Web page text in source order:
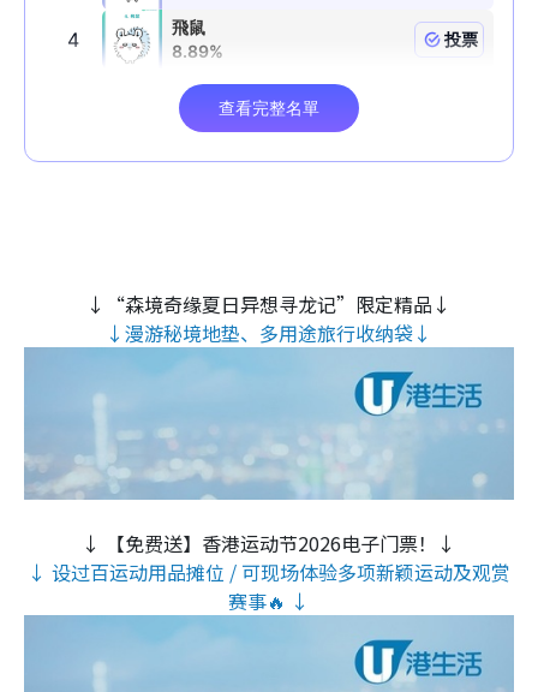
↓“森境奇缘夏日异想寻龙记”限定精品↓
↓漫游秘境地垫、多用途旅行收纳袋↓
↓ 【免费送】香港运动节2026电子门票！↓
↓ 设过百运动用品摊位 / 可现场体验多项新颖运动及观赏
赛事🔥 ↓